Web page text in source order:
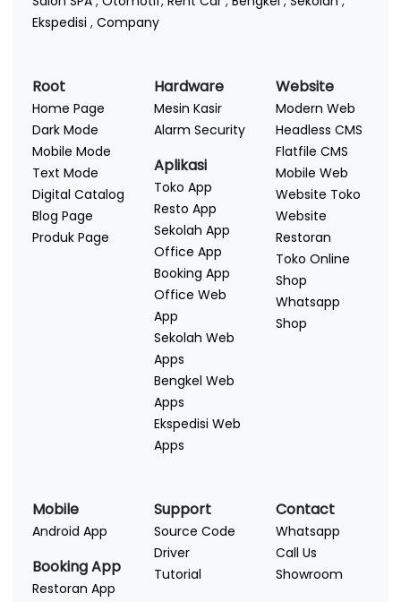
Ekspedisi , Company
Root
Home Page
Dark Mode
Mobile Mode
Text Mode
Digital Catalog
Blog Page
Produk Page
Hardware
Mesin Kasir
Alarm Security
Aplikasi
Toko App
Resto App
Sekolah App
Office App
Booking App
Office Web
App
Sekolah Web
Apps
Bengkel Web
Apps
Ekspedisi Web
Apps
Website
Modern Web
Headless CMS
Flatfile CMS
Mobile Web
Website Toko
Website
Restoran
Toko Online
Shop
Whatsapp
Shop
Mobile
Android App
Booking App
Restoran App
Support
Source Code
Driver
Tutorial
Contact
Whatsapp
Call Us
Showroom